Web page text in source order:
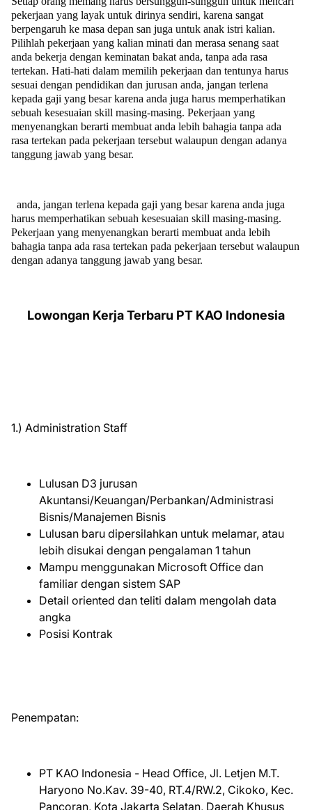
pekerjaan yang layak untuk dirinya sendiri, karena sangat
berpengaruh ke masa depan san juga untuk anak istri kalian.
Pilihlah pekerjaan yang kalian minati dan merasa senang saat
anda bekerja dengan keminatan bakat anda, tanpa ada rasa
tertekan. Hati-hati dalam memilih pekerjaan dan tentunya harus
sesuai dengan pendidikan dan jurusan anda, jangan terlena
kepada gaji yang besar karena anda juga harus memperhatikan
sebuah kesesuaian skill masing-masing. Pekerjaan yang
menyenangkan berarti membuat anda lebih bahagia tanpa ada
rasa tertekan pada pekerjaan tersebut walaupun dengan adanya
tanggung jawab yang besar.
anda, jangan terlena kepada gaji yang besar karena anda juga
harus memperhatikan sebuah kesesuaian skill masing-masing.
Pekerjaan yang menyenangkan berarti membuat anda lebih
bahagia tanpa ada rasa tertekan pada pekerjaan tersebut walaupun
dengan adanya tanggung jawab yang besar.
Lowongan Kerja Terbaru PT KAO Indonesia
1.) Administration Staff
Lulusan D3 jurusan
Akuntansi/Keuangan/Perbankan/Administrasi
Bisnis/Manajemen Bisnis
Lulusan baru dipersilahkan untuk melamar, atau
lebih disukai dengan pengalaman 1 tahun
Mampu menggunakan Microsoft Office dan
familiar dengan sistem SAP
Detail oriented dan teliti dalam mengolah data
angka
Posisi Kontrak
Penempatan:
PT KAO Indonesia - Head Office, Jl. Letjen M.T.
Haryono No.Kav. 39-40, RT.4/RW.2, Cikoko, Kec.
Pancoran, Kota Jakarta Selatan, Daerah Khusus